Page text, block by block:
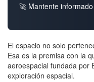
🚀 Mantente
El espacio no solo
Esa es la premisa con la
aeroespacial fundada por
exploración espacial.